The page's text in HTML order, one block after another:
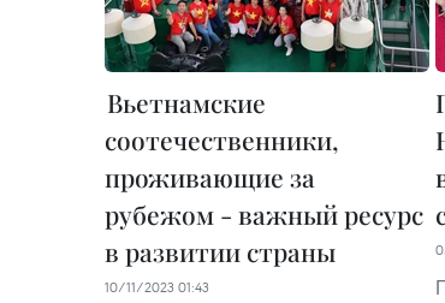
Вьетнамские
соотечественники,
проживающие за
рубежом - важный ресурс
в развитии страны
10/11/2023 01:43